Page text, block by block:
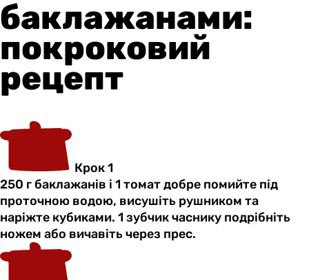
баклажанами:
покроковий
рецепт
Крок 1
250 г баклажанів і 1 томат добре помийте під
проточною водою, висушіть рушником та
наріжте кубиками. 1 зубчик часнику подрібніть
ножем або вичавіть через прес.